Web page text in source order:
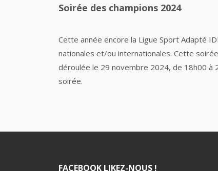
Soirée des champions 2024
Cette année encore la Ligue Sport Adapté
nationales et/ou internationales. Cette
déroulée le 29 novembre 2024, de 18h00 à
soirée.
FACEBOOK LIKEZ-NOUS !